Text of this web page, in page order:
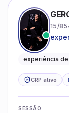
15/
experiência
CRP ativo
SESSÃO